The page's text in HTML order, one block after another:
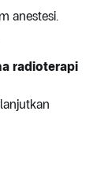
anestesi.
radioterapi